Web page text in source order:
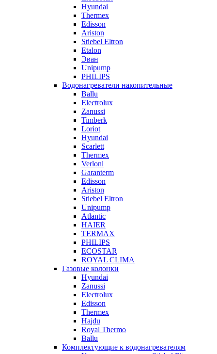
Hyundai
Thermex
Edisson
Ariston
Stiebel Eltron
Etalon
Эван
Unipump
PHILIPS
Водонагреватели накопительные
Ballu
Electrolux
Zanussi
Timberk
Loriot
Hyundai
Scarlett
Thermex
Verloni
Garanterm
Edisson
Ariston
Stiebel Eltron
Unipump
Atlantic
HAIER
TERMAX
PHILIPS
ECOSTAR
ROYAL CLIMA
Газовые колонки
Hyundai
Zanussi
Electrolux
Edisson
Thermex
Hajdu
Royal Thermo
Ballu
Комплектующие к водонагревателям